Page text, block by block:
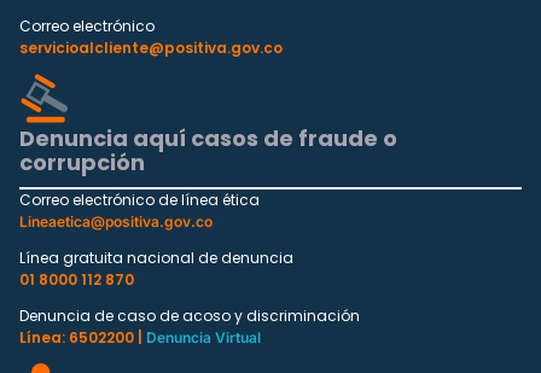
Correo electrónico
servicioalcliente@positiva.gov.co
Denuncia aquí casos de fraude o
corrupción
Correo electrónico de línea ética
Lineaetica@positiva.gov.co
Línea gratuita nacional de denuncia
01 8000 112 870
Denuncia de caso de acoso y discriminación
Línea: 6502200 |
Denuncia Virtual